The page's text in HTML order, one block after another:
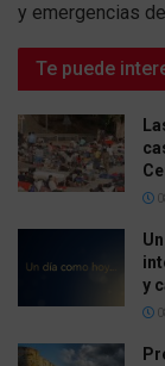
y emergencias
Te puede
y